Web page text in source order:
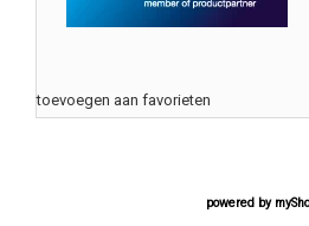
toevoegen aan favorieten
powered by